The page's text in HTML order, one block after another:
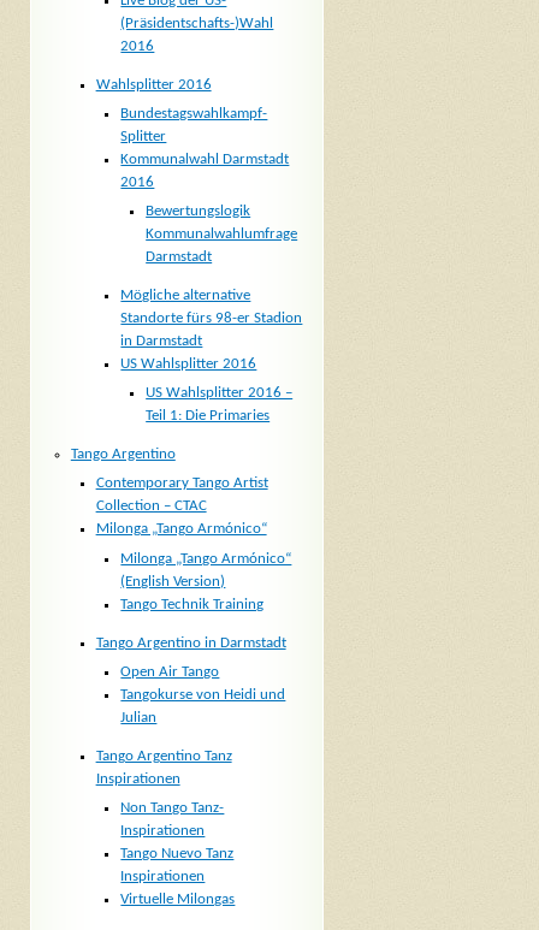
(Präsidentschafts-)Wahl
2016
Wahlsplitter 2016
Bundestagswahlkampf-
Splitter
Kommunalwahl Darmstadt
2016
Bewertungslogik
Kommunalwahlumfrage
Darmstadt
Mögliche alternative
Standorte fürs 98-er Stadion
in Darmstadt
US Wahlsplitter 2016
US Wahlsplitter 2016 –
Teil 1: Die Primaries
Tango Argentino
Contemporary Tango Artist
Collection – CTAC
Milonga „Tango Armónico“
Milonga „Tango Armónico“
(English Version)
Tango Technik Training
Tango Argentino in Darmstadt
Open Air Tango
Tangokurse von Heidi und
Julian
Tango Argentino Tanz
Inspirationen
Non Tango Tanz-
Inspirationen
Tango Nuevo Tanz
Inspirationen
Virtuelle Milongas